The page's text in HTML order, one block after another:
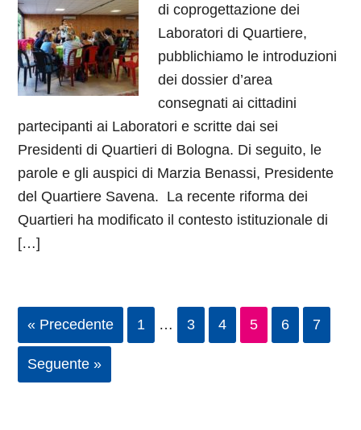
di coprogettazione dei
Laboratori di Quartiere,
pubblichiamo le introduzioni
dei dossier d’area
consegnati ai cittadini
partecipanti ai Laboratori e scritte dai sei
Presidenti di Quartieri di Bologna. Di seguito, le
parole e gli auspici di Marzia Benassi, Presidente
del Quartiere Savena. La recente riforma dei
Quartieri ha modificato il contesto istituzionale di
[…]
« Precedente 1 … 3 4 5 6 7
Seguente »